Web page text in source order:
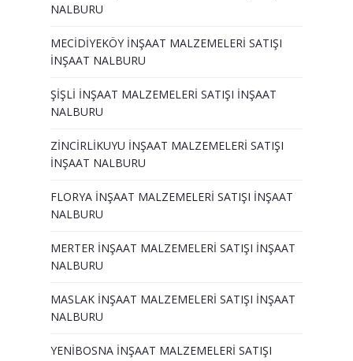
NALBURU
MECİDİYEKÖY İNŞAAT MALZEMELERİ SATIŞI
İNŞAAT NALBURU
ŞİŞLİ İNŞAAT MALZEMELERİ SATIŞI İNŞAAT
NALBURU
ZİNCİRLİKUYU İNŞAAT MALZEMELERİ SATIŞI
İNŞAAT NALBURU
FLORYA İNŞAAT MALZEMELERİ SATIŞI İNŞAAT
NALBURU
MERTER İNŞAAT MALZEMELERİ SATIŞI İNŞAAT
NALBURU
MASLAK İNŞAAT MALZEMELERİ SATIŞI İNŞAAT
NALBURU
YENİBOSNA İNŞAAT MALZEMELERİ SATIŞI